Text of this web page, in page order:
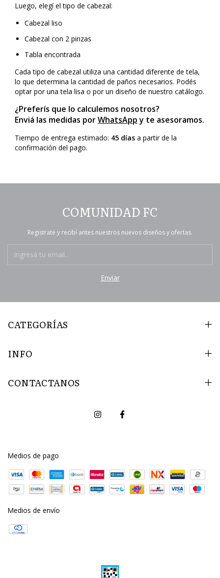
Luego, elegí el tipo de cabezal:
Cabezal liso
Cabezal con 2 pinzas
Tabla encontrada
Cada tipo de cabezal utiliza una cantidad diferente de tela,
lo que determina la cantidad de paños necesarios. Podés
optar por una tela lisa o por un diseño de nuestro catálogo.
¿Preferís que lo calculemos nosotros?
Enviá las medidas porWhatsAppy te asesoramos.
Tiempo de entrega estimado: 45 días a partir de la
confirmación del pago.
COMUNIDAD FC
Registrate y recibí antes nuestros nuevos diseños y ofertas.
CATEGORÍAS
INFO
CONTACTANOS
Medios de pago
Medios de envío